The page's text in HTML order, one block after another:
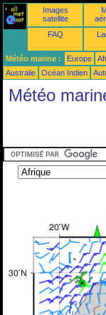
Images
satellite
FAQ
Météo marine : Europe
Australie
Océan Indien
Météo